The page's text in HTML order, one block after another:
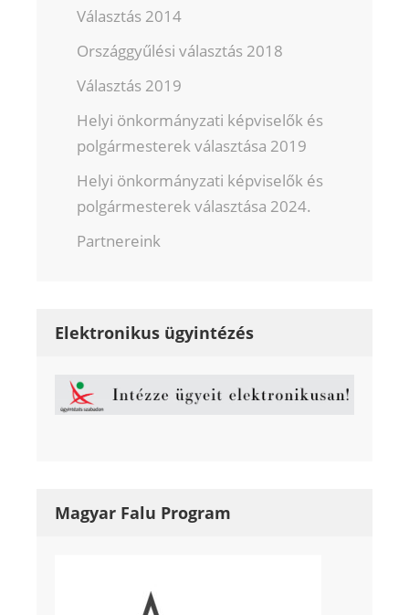
Választás 2014
Országgyűlési választás 2018
Választás 2019
Helyi önkormányzati képviselők és
polgármesterek választása 2019
Helyi önkormányzati képviselők és
polgármesterek választása 2024.
Partnereink
Elektronikus ügyintézés
Magyar Falu Program